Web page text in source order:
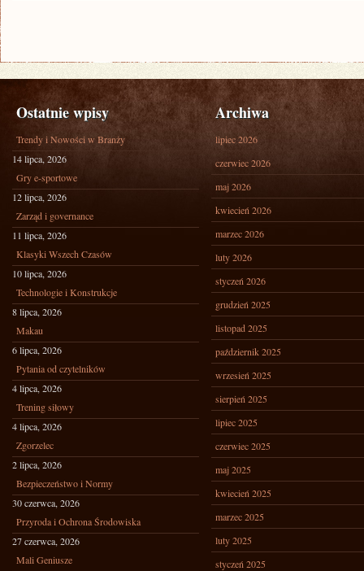
Ostatnie wpisy
Trendy i Nowości w Branży
14 lipca, 2026
Gry e-sportowe
12 lipca, 2026
Zarząd i governance
11 lipca, 2026
Klasyki Wszech Czasów
10 lipca, 2026
Technologie i Konstrukcje
8 lipca, 2026
Makau
6 lipca, 2026
Pytania od czytelników
4 lipca, 2026
Trening siłowy
4 lipca, 2026
Zgorzelec
2 lipca, 2026
Bezpieczeństwo i Normy
30 czerwca, 2026
Przyroda i Ochrona Środowiska
27 czerwca, 2026
Mali Geniusze
Archiwa
lipiec 2026
czerwiec 2026
maj 2026
kwiecień 2026
marzec 2026
luty 2026
styczeń 2026
grudzień 2025
listopad 2025
październik 2025
wrzesień 2025
sierpień 2025
lipiec 2025
czerwiec 2025
maj 2025
kwiecień 2025
marzec 2025
luty 2025
styczeń 2025